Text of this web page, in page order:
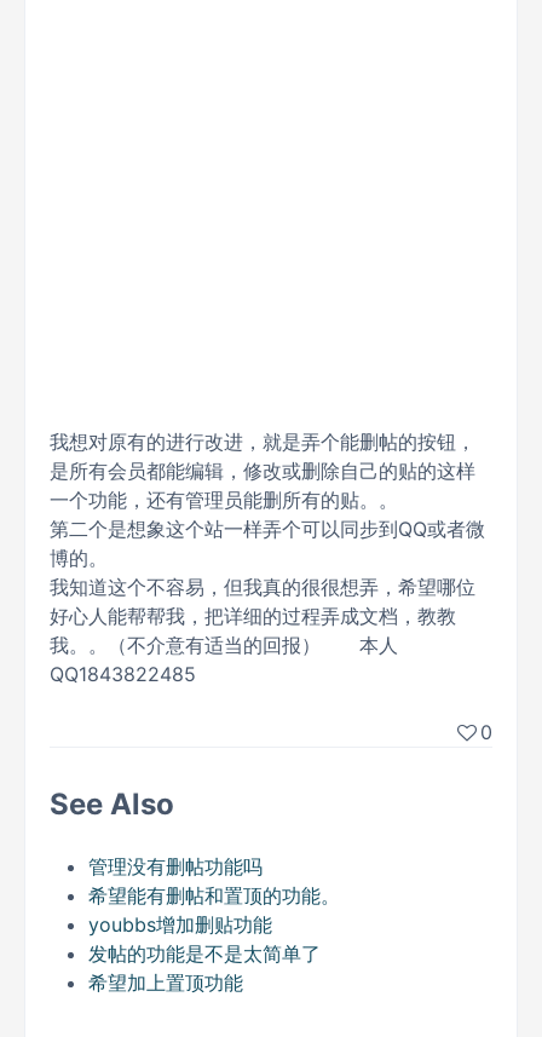
我想对原有的进行改进，就是弄个能删帖的按钮，
是所有会员都能编辑，修改或删除自己的贴的这样
一个功能，还有管理员能删所有的贴。。
第二个是想象这个站一样弄个可以同步到QQ或者微
博的。
我知道这个不容易，但我真的很很想弄，希望哪位
好心人能帮帮我，把详细的过程弄成文档，教教
我。。（不介意有适当的回报） 本人
QQ1843822485
0
See Also
管理没有删帖功能吗
希望能有删帖和置顶的功能。
youbbs增加删贴功能
发帖的功能是不是太简单了
希望加上置顶功能